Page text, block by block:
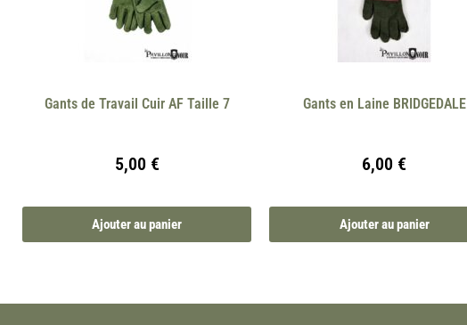
Gants de Travail Cuir AF Taille 7
5,00 €
Ajouter au panier
Gants en Laine BRIDGEDALE
6,00 €
Ajouter au panier